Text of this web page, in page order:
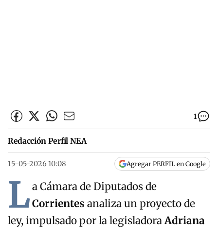
1
Redacción Perfil NEA
15-05-2026 10:08 Agregar PERFIL en Google
La Cámara de Diputados de
Corrientes analiza un proyecto de
ley, impulsado por la legisladoraAdriana